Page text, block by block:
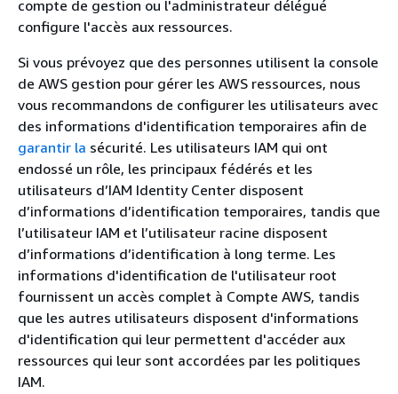
compte de gestion ou l'administrateur délégué
configure l'accès aux ressources.
Si vous prévoyez que des personnes utilisent la console
de AWS gestion pour gérer les AWS ressources, nous
vous recommandons de configurer les utilisateurs avec
des informations d'identification temporaires afin de
garantir la sécurité. Les utilisateurs IAM qui ont
endossé un rôle, les principaux fédérés et les
utilisateurs d’IAM Identity Center disposent
d’informations d’identification temporaires, tandis que
l’utilisateur IAM et l’utilisateur racine disposent
d’informations d’identification à long terme. Les
informations d'identification de l'utilisateur root
fournissent un accès complet à Compte AWS, tandis
que les autres utilisateurs disposent d'informations
d'identification qui leur permettent d'accéder aux
ressources qui leur sont accordées par les politiques
IAM.